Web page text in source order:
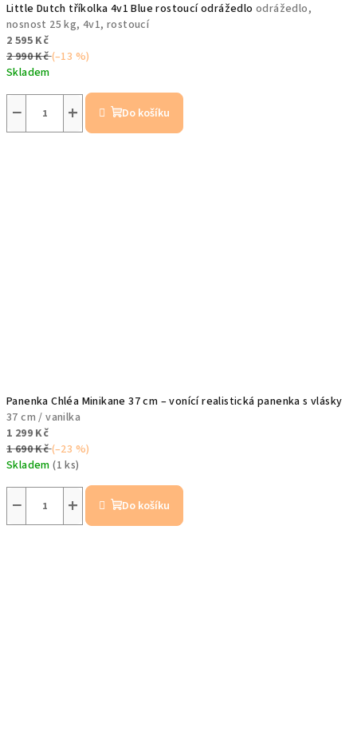
Little Dutch tříkolka 4v1 Blue rostoucí odrážedlo odrážedlo,
nosnost 25 kg, 4v1, rostoucí
2 595 Kč
2 990 Kč(–13 %)
Skladem
+
− Do košíku
Panenka Chléa Minikane 37 cm – vonící realistická panenka s vlásky
37 cm / vanilka
1 299 Kč
1 690 Kč(–23 %)
Skladem(1 ks)
+
− Do košíku